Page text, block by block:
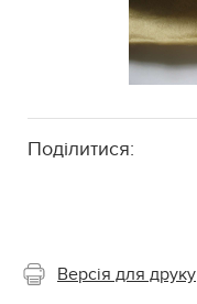
Поділитися:
Версія для друку